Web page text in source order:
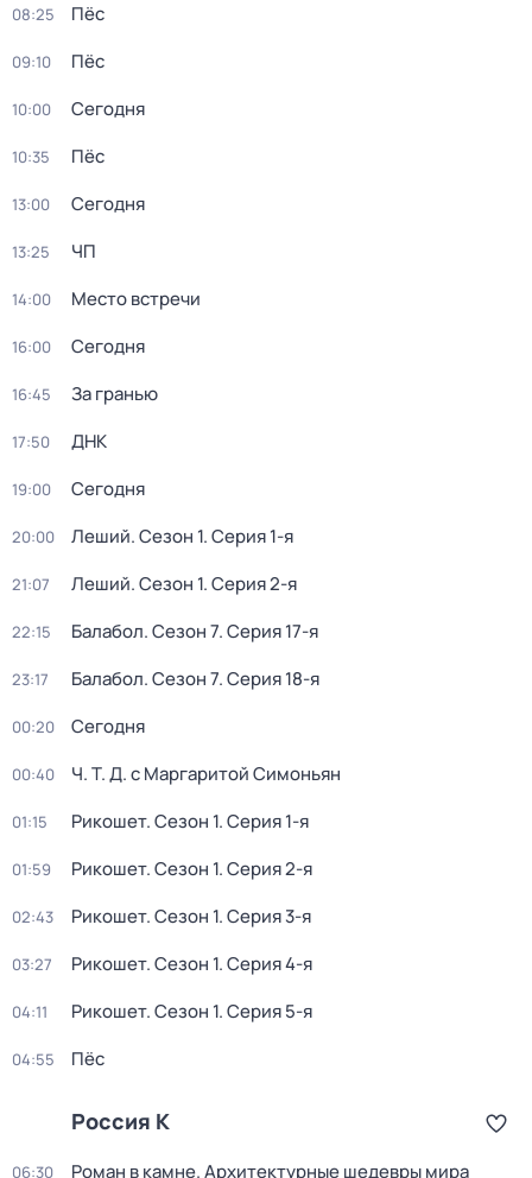
08:25 Пёс
09:10 Пёс
10:00 Сегодня
10:35 Пёс
13:00 Сегодня
13:25 ЧП
14:00 Место встречи
16:00 Сегодня
16:45 За гранью
17:50 ДНК
19:00 Сегодня
20:00 Леший. Сезон 1. Серия 1-я
21:07 Леший. Сезон 1. Серия 2-я
22:15 Балабол. Сезон 7. Серия 17-я
23:17 Балабол. Сезон 7. Серия 18-я
00:20 Сегодня
00:40 Ч. T. Д. с Маргаритой Симоньян
01:15 Рикошет. Сезон 1. Серия 1-я
01:59 Рикошет. Сезон 1. Серия 2-я
02:43 Рикошет. Сезон 1. Серия 3-я
03:27 Рикошет. Сезон 1. Серия 4-я
04:11 Рикошет. Сезон 1. Серия 5-я
04:55 Пёс
Россия К
06:30 Роман в камне. Архитектурные шедевры мира